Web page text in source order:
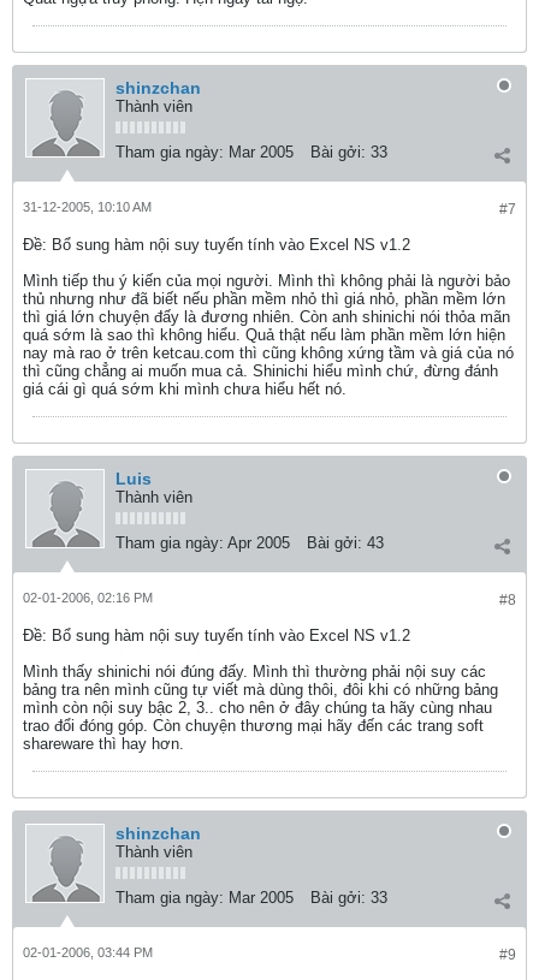
shinzchan
Thành viên
Tham gia ngày: Mar 2005 Bài gởi: 33
#7
31-12-2005, 10:10 AM
Ðề: Bổ sung hàm nội suy tuyến tính vào Excel NS v1.2
Mình tiếp thu ý kiến của mọi người. Mình thì không phải là người bảo
thủ nhưng như đã biết nếu phần mềm nhỏ thì giá nhỏ, phần mềm lớn
thì giá lớn chuyện đấy là đương nhiên. Còn anh shinichi nói thỏa mãn
quá sớm là sao thì không hiểu. Quả thật nếu làm phần mềm lớn hiện
nay mà rao ở trên ketcau.com thì cũng không xứng tầm và giá của nó
thì cũng chẳng ai muốn mua cả. Shinichi hiểu mình chứ, đừng đánh
giá cái gì quá sớm khi mình chưa hiểu hết nó.
Luis
Thành viên
Tham gia ngày: Apr 2005 Bài gởi: 43
#8
02-01-2006, 02:16 PM
Ðề: Bổ sung hàm nội suy tuyến tính vào Excel NS v1.2
Mình thấy shinichi nói đúng đấy. Mình thì thường phải nội suy các
bảng tra nên mình cũng tự viết mà dùng thôi, đôi khi có những bảng
mình còn nội suy bậc 2, 3.. cho nên ở đây chúng ta hãy cùng nhau
trao đổi đóng góp. Còn chuyện thương mại hãy đến các trang soft
shareware thì hay hơn.
shinzchan
Thành viên
Tham gia ngày: Mar 2005 Bài gởi: 33
#9
02-01-2006, 03:44 PM